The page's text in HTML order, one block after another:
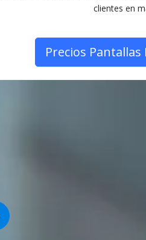
clientes en
Precios Pantallas